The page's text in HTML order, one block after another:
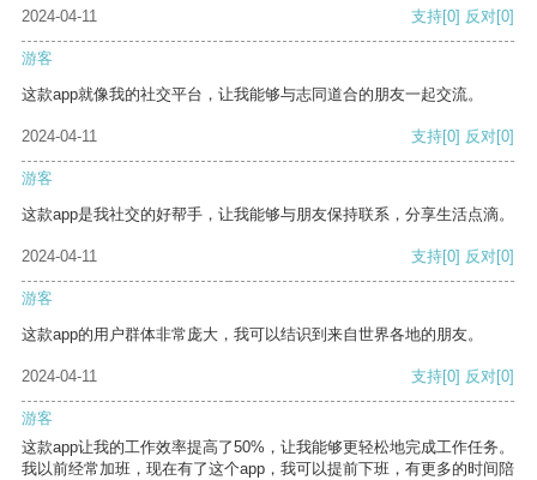
2024-04-11
支持[0] 反对[0]
游客
这款app就像我的社交平台，让我能够与志同道合的朋友一起交流。
2024-04-11 支持[0] 反对[0]
游客
这款app是我社交的好帮手，让我能够与朋友保持联系，分享生活点滴。
2024-04-11 支持[0] 反对[0]
游客
这款app的用户群体非常庞大，我可以结识到来自世界各地的朋友。
2024-04-11 支持[0] 反对[0]
游客
这款app让我的工作效率提高了50%，让我能够更轻松地完成工作任务。
我以前经常加班，现在有了这个app，我可以提前下班，有更多的时间陪